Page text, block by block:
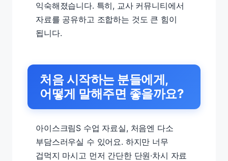
익숙해졌습니다. 특히, 교사 커뮤니티에서
자료를 공유하고 조합하는 것도 큰 힘이
됩니다.
처음 시작하는 분들에게,
어떻게 말해주면 좋을까요?
아이스크림S 수업 자료실, 처음엔 다소
부담스러우실 수 있어요. 하지만 너무
겁먹지 마시고 먼저 간단한 단원·차시 자료